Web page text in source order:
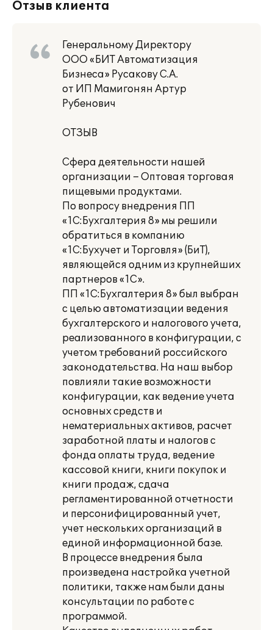
Отзыв клиента
Генеральному Директору
ООО «БИТ Автоматизация
Бизнеса» Русакову С.А.
от ИП Мамигонян Артур
Рубенович
ОТЗЫВ
Сфера деятельности нашей
организации – Оптовая торговая
пищевыми продуктами.
По вопросу внедрения ПП
«1С:Бухгалтерия 8» мы решили
обратиться в компанию
«1С:Бухучет и Торговля» (БиТ),
являющейся одним из крупнейших
партнеров «1С».
ПП «1С:Бухгалтерия 8» был выбран
с целью автоматизации ведения
бухгалтерского и налогового учета,
реализованного в конфигурации, с
учетом требований российского
законодательства. На наш выбор
повлияли такие возможности
конфигурации, как ведение учета
основных средств и
нематериальных активов, расчет
заработной платы и налогов с
фонда оплаты труда, ведение
кассовой книги, книги покупок и
книги продаж, сдача
регламентированной отчетности
и персонифицированный учет,
учет нескольких организаций в
единой информационной базе.
В процессе внедрения была
произведена настройка учетной
политики, также нам были даны
консультации по работе с
программой.